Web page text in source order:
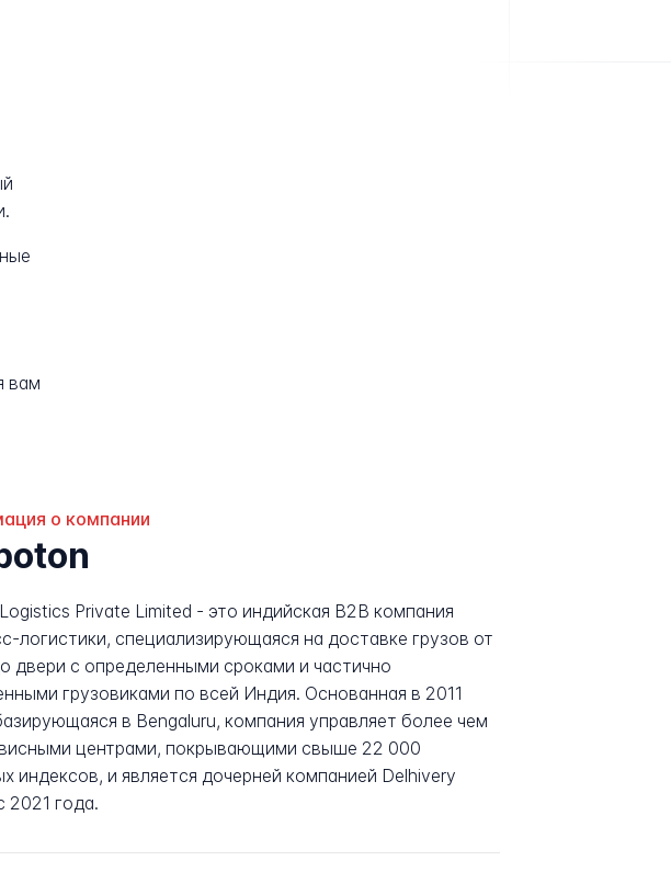
вам
о компании
Private Limited - это индийская B2B компания
логистики, специализирующаяся на доставке грузов от
двери с определенными сроками и частично
грузовиками по всей Индия. Основанная в 2011
в Bengaluru, компания управляет более чем
центрами, покрывающими свыше 22 000
индексов, и является дочерней компанией Delhivery
2021 года.